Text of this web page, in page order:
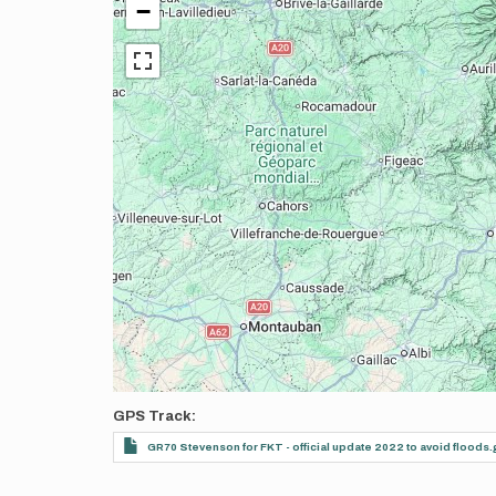
−
GPS Track
GR70 Stevenson for FKT - official update 2022 to avoid